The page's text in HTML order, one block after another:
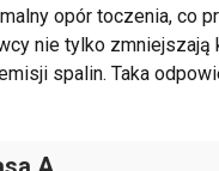
opór toczenia, co
nie tylko
spalin. Taka